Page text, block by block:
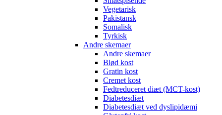
Vegetarisk
Pakistansk
Somalisk
Tyrkisk
Andre skemaer
Andre skemaer
Blød kost
Gratin kost
Cremet kost
Fedtreduceret diæt (MCT-kost)
Diabetesdiæt
Diabetesdiæt ved dyslipidæmi